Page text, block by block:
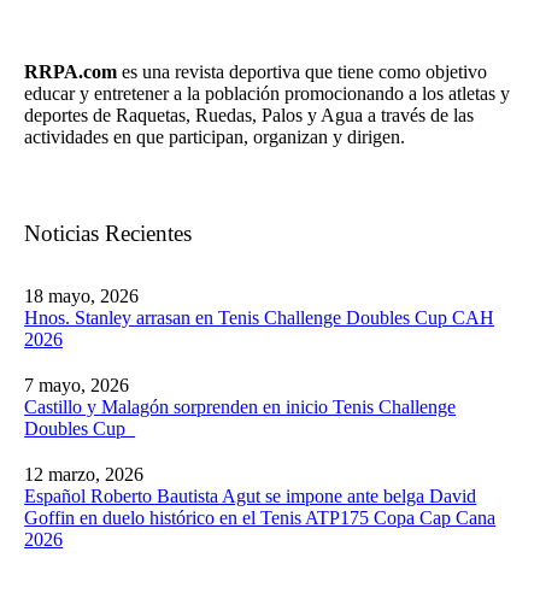
RRPA.com es una revista deportiva que tiene como objetivo
educar y entretener a la población promocionando a los atletas y
deportes de Raquetas, Ruedas, Palos y Agua a través de las
actividades en que participan, organizan y dirigen.
Noticias Recientes
18 mayo, 2026
Hnos. Stanley arrasan en Tenis Challenge Doubles Cup CAH
2026
7 mayo, 2026
Castillo y Malagón sorprenden en inicio Tenis Challenge
Doubles Cup
12 marzo, 2026
Español Roberto Bautista Agut se impone ante belga David
Goffin en duelo histórico en el Tenis ATP175 Copa Cap Cana
2026